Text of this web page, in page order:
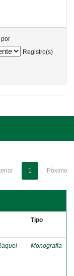
por
Registro(s)
1 Póximo
Tipo
Monografia